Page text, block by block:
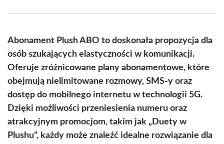
(Twitter)
Abonament Plush ABO to doskonała propozycja dla
osób szukających elastyczności w komunikacji.
Oferuje zróżnicowane plany abonamentowe, które
obejmują nielimitowane rozmowy, SMS-y oraz
dostęp do mobilnego internetu w technologii 5G.
Dzięki możliwości przeniesienia numeru oraz
atrakcyjnym promocjom, takim jak „Duety w
Plushu”, każdy może znaleźć idealne rozwiązanie dla